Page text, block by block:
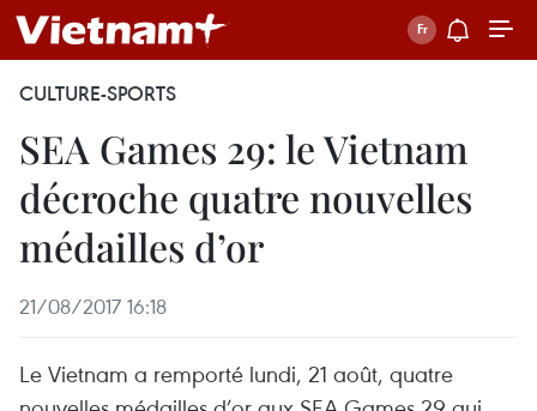
CULTURE-SPORTS
SEA Games 29: le Vietnam
décroche quatre nouvelles
médailles d’or
21/08/2017 16:18
Le Vietnam a remporté lundi, 21 août, quatre